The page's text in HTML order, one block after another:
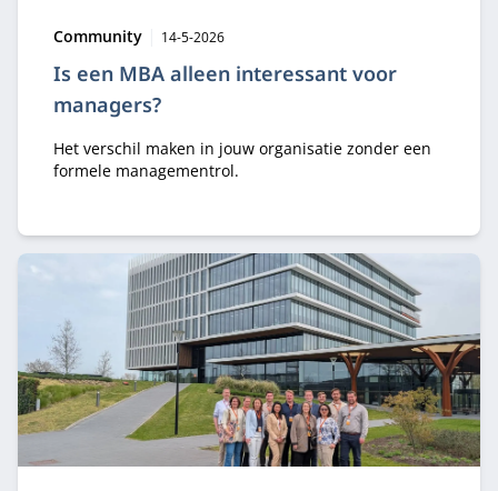
Is een MBA alleen interessant voor
managers?
Type:
Community Publicatiedatum:
14-5-2026
Het verschil maken in jouw organisatie zonder een
formele managementrol.